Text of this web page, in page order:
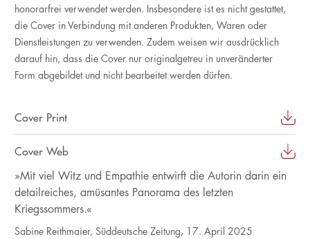
honorarfrei verwendet werden. Insbesondere ist es nicht gestattet,
die Cover in Verbindung mit anderen Produkten, Waren oder
Dienstleistungen zu verwenden. Zudem weisen wir ausdrücklich
darauf hin, dass die Cover nur originalgetreu in unveränderter
Form abgebildet und nicht bearbeitet werden dürfen.
Cover Print
Cover Web
»Mit viel Witz und Empathie entwirft die Autorin darin ein
detailreiches, amüsantes Panorama des letzten
Kriegssommers.«
Sabine Reithmaier, Süddeutsche Zeitung, 17. April 2025